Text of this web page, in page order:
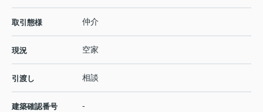
取引態様 仲介
現況 空家
引渡し 相談
建築確認番号 -